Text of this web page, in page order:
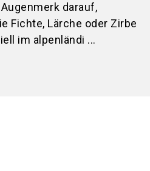
darauf,
Fichte, Lärche oder Zirbe
im alpenländi ...